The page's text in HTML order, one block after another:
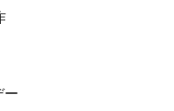
ー